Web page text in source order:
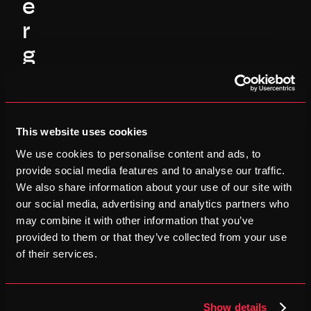
This website uses cookies
We use cookies to personalise content and ads, to
provide social media features and to analyse our traffic.
We also share information about your use of our site with
our social media, advertising and analytics partners who
may combine it with other information that you’ve
provided to them or that they’ve collected from your use
of their services.
Show details
e
r
g
b
r
u
i
k
e
r